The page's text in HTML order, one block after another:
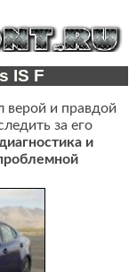
IS F
верой и правдой
за его
и